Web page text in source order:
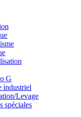
G
industriel
Levage
spéciales